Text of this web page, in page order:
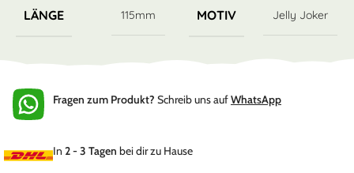
LÄNGE 115mm MOTIV Jelly Joker
Fragen zum Produkt? Schreib uns aufWhatsApp
In 2 - 3 Tagen bei dir zu Hause